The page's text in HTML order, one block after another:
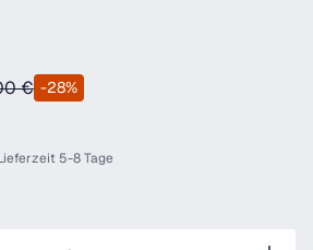
€ -28%
5-8 Tage